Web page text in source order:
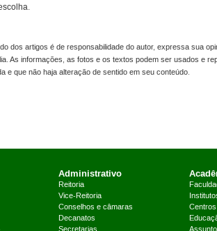
dos artigos é de responsabilidade do autor, expressa sua
As informações, as fotos e os textos podem ser usados e
e que não haja alteração de sentido em seu conteúdo.
Administrativo
Reitoria
Vice-Reitoria
Conselhos e câmaras
Decanatos
Centros